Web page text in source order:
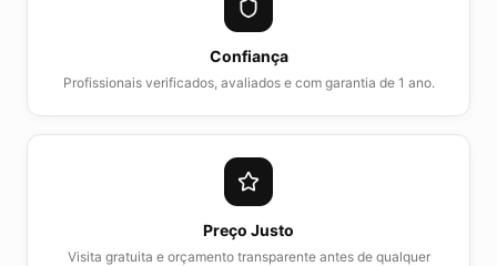
Confiança
Profissionais verificados, avaliados e com garantia de 1 ano.
Preço Justo
Visita gratuita e orçamento transparente antes de qualquer